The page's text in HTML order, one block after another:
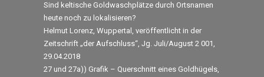
Sind keltische Goldwaschplätze durch Ortsnamen
heute noch zu lokalisieren?
Helmut Lorenz, Wuppertal, veröffentlicht in der
Zeitschrift „der Aufschluss“, Jg. Juli/August 2 001,
29.04.2018
27 und 27a)) Grafik – Querschnitt eines Goldhügels,